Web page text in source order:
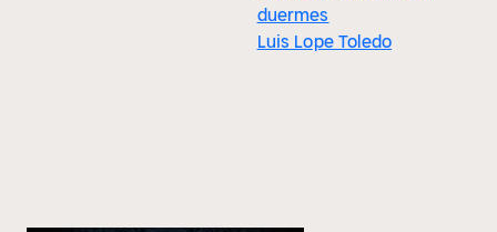
duermes
Luis Lope Toledo